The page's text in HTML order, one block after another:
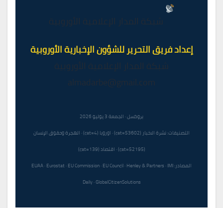
شبكة المدار الإعلامية الأوروبية
إعداد فريق التحرير للشؤون الإخبارية الأوروبية
شبكة المدار الإعلامية الأوروبية
almadarbe@gmail.com
بروكسل · الجمعة 3 يوليو 2026
التصنيفات: نشرة الاخبار (cat=53602) · اوروبا (cat=4) · الهجرة وحقوق الإنسان
(cat=52195) · اقتصاد (cat=139)
المصادر: EUAA · Eurostat · EU Commission · EU Council · Henley & Partners · IMI
Daily · GlobalCitizenSolutions